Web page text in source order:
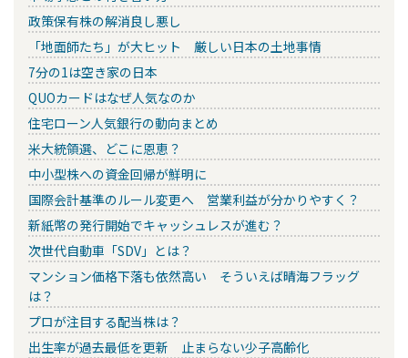
政策保有株の解消良し悪し
「地面師たち」が大ヒット 厳しい日本の土地事情
7分の1は空き家の日本
QUOカードはなぜ人気なのか
住宅ローン人気銀行の動向まとめ
米大統領選、どこに恩恵？
中小型株への資金回帰が鮮明に
国際会計基準のルール変更へ 営業利益が分かりやすく？
新紙幣の発行開始でキャッシュレスが進む？
次世代自動車「SDV」とは？
マンション価格下落も依然高い そういえば晴海フラッグ
は？
プロが注目する配当株は？
出生率が過去最低を更新 止まらない少子高齢化